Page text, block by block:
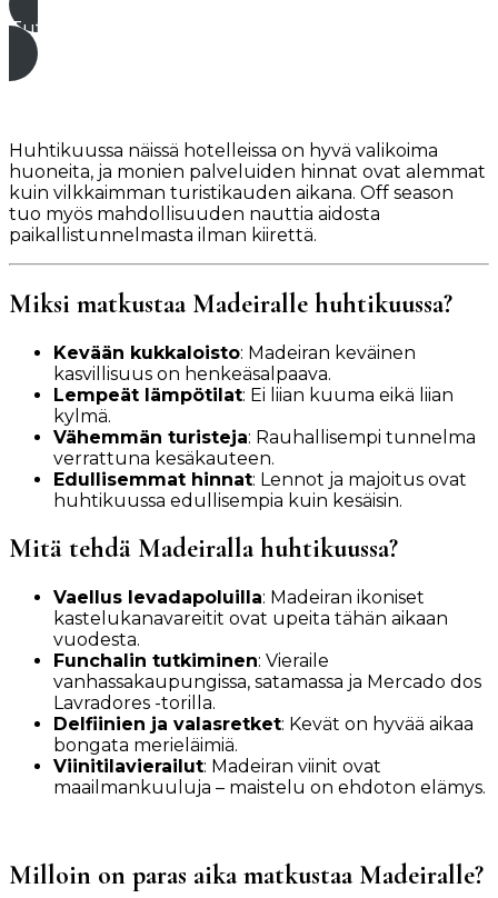
Tutustu hotelliin tästä*
Huhtikuussa näissä hotelleissa on hyvä valikoima
huoneita, ja monien palveluiden hinnat ovat alemmat
kuin vilkkaimman turistikauden aikana. Off season
tuo myös mahdollisuuden nauttia aidosta
paikallistunnelmasta ilman kiirettä.
Miksi matkustaa Madeiralle huhtikuussa?
Kevään kukkaloisto: Madeiran keväinen
kasvillisuus on henkeäsalpaava.
Lempeät lämpötilat: Ei liian kuuma eikä liian
kylmä.
Vähemmän turisteja: Rauhallisempi tunnelma
verrattuna kesäkauteen.
Edullisemmat hinnat: Lennot ja majoitus ovat
huhtikuussa edullisempia kuin kesäisin.
Mitä tehdä Madeiralla huhtikuussa?
Vaellus levadapoluilla: Madeiran ikoniset
kastelukanavareitit ovat upeita tähän aikaan
vuodesta.
Funchalin tutkiminen: Vieraile
vanhassakaupungissa, satamassa ja Mercado dos
Lavradores -torilla.
Delfiinien ja valasretket: Kevät on hyvää aikaa
bongata merieläimiä.
Viinitilavierailut: Madeiran viinit ovat
maailmankuuluja – maistelu on ehdoton elämys.
Milloin on paras aika matkustaa Madeiralle?